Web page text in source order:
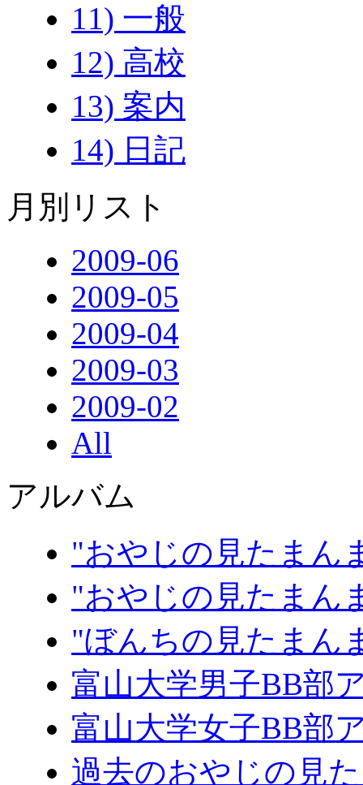
11) 一般
12) 高校
13) 案内
14) 日記
月別リスト
2009-06
2009-05
2009-04
2009-03
2009-02
All
アルバム
"おやじの見たまん
"おやじの見たまん
"ぼんちの見たまん
富山大学男子BB部
富山大学女子BB部
過去のおやじの見